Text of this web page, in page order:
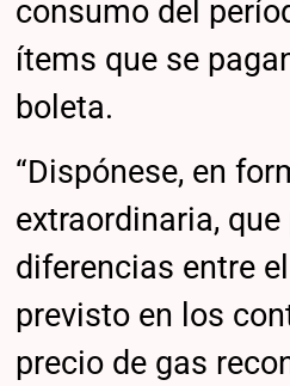
consumo del
ítems que se
boleta.
“Dispónese, en
extraordinaria,
diferencias entre
previsto en los
precio de gas